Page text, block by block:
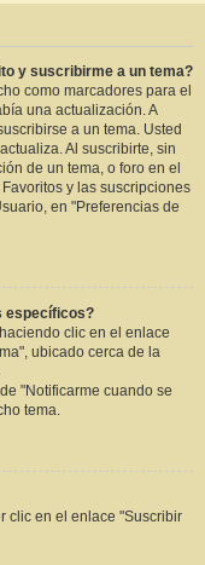
y suscribirme a un tema?
como marcadores para el
una actualización. A
a un tema. Usted
Al suscribirte, sin
de un tema, o foro en el
y las suscripciones
en "Preferencias de
específicos?
clic en el enlace
ubicado cerca de la
"Notificarme cuando se
tema.
clic en el enlace "Suscribir